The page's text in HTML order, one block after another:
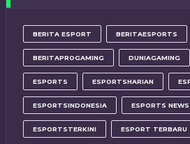
BERITA ESPORT BERITAESPORTS
BERITAPROGAMING DUNIAGAMING
ESPORTS ESPORTSHARIAN
ESPORTSINDONESIA ESPORTS NEWS
ESPORTSTERKINI ESPORT TERBARU